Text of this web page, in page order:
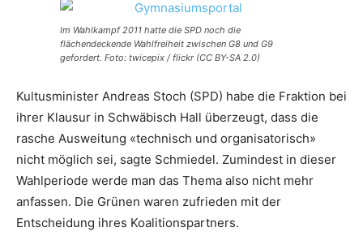
Im Wahlkampf 2011 hatte die SPD noch die
flächendeckende Wahlfreiheit zwischen G8 und G9
gefordert. Foto: twicepix / flickr (CC BY-SA 2.0)
Kultusminister Andreas Stoch (SPD) habe die Fraktion bei
ihrer Klausur in Schwäbisch Hall überzeugt, dass die
rasche Ausweitung «technisch und organisatorisch»
nicht möglich sei, sagte Schmiedel. Zumindest in dieser
Wahlperiode werde man das Thema also nicht mehr
anfassen. Die Grünen waren zufrieden mit der
Entscheidung ihres Koalitionspartners.